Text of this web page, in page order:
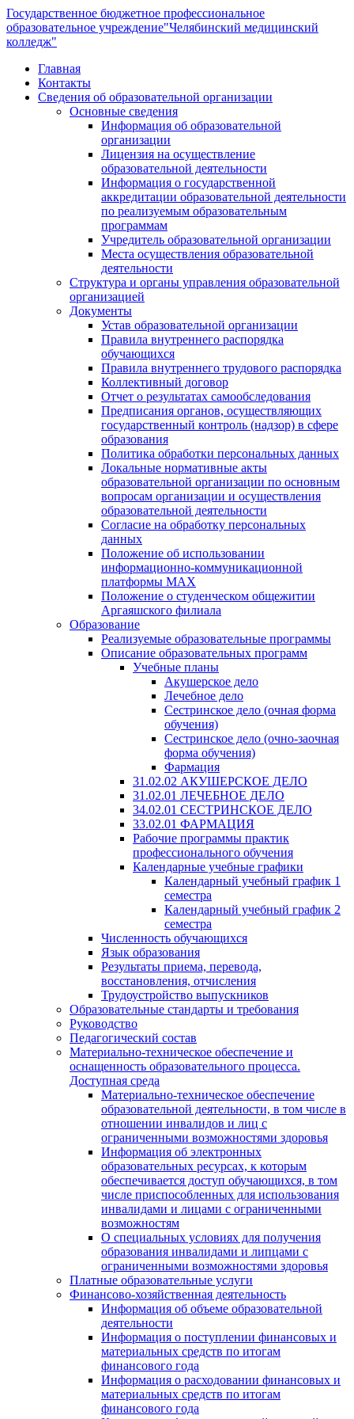
Государственное бюджетное профессиональное
образовательное учреждение"Челябинский медицинский
колледж"
Главная
Контакты
Сведения об образовательной организации
Основные сведения
Информация об образовательной
организации
Лицензия на осуществление
образовательной деятельности
Информация о государственной
аккредитации образовательной деятельности
по реализуемым образовательным
программам
Учредитель образовательной организации
Места осуществления образовательной
деятельности
Структура и органы управления образовательной
организацией
Документы
Устав образовательной организации
Правила внутреннего распорядка
обучающихся
Правила внутреннего трудового распорядка
Коллективный договор
Отчет о результатах самообследования
Предписания органов, осуществляющих
государственный контроль (надзор) в сфере
образования
Политика обработки персональных данных
Локальные нормативные акты
образовательной организации по основным
вопросам организации и осуществления
образовательной деятельности
Согласие на обработку персональных
данных
Положение об использовании
информационно-коммуникационной
платформы MAX
Положение о студенческом общежитии
Аргаяшского филиала
Образование
Реализуемые образовательные программы
Описание образовательных программ
Учебные планы
Акушерское дело
Лечебное дело
Сестринское дело (очная форма
обучения)
Сестринское дело (очно-заочная
форма обучения)
Фармация
31.02.02 АКУШЕРСКОЕ ДЕЛО
31.02.01 ЛЕЧЕБНОЕ ДЕЛО
34.02.01 СЕСТРИНСКОЕ ДЕЛО
33.02.01 ФАРМАЦИЯ
Рабочие программы практик
профессионального обучения
Календарные учебные графики
Календарный учебный график 1
семестра
Календарный учебный график 2
семестра
Численность обучающихся
Язык образования
Результаты приема, перевода,
восстановления, отчисления
Трудоустройство выпускников
Образовательные стандарты и требования
Руководство
Педагогический состав
Материально-техническое обеспечение и
оснащенность образовательного процесса.
Доступная среда
Материально-техническое обеспечение
образовательной деятельности, в том числе в
отношении инвалидов и лиц с
ограниченными возможностями здоровья
Информация об электронных
образовательных ресурсах, к которым
обеспечивается доступ обучающихся, в том
числе приспособленных для использования
инвалидами и лицами с ограниченными
возможностям
О специальных условиях для получения
образования инвалидами и липцами с
ограниченными возможностями здоровья
Платные образовательные услуги
Финансово-хозяйственная деятельность
Информация об объеме образовательной
деятельности
Информация о поступлении финансовых и
материальных средств по итогам
финансового года
Информация о расходовании финансовых и
материальных средств по итогам
финансового года